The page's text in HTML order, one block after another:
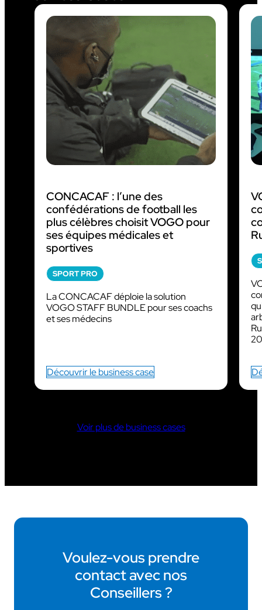
CONCACAF : l’une des
confédérations de football les
plus célèbres choisit VOGO pour
ses équipes médicales et
sportives
SPORT PRO
La CONCACAF déploie la solution
VOGO STAFF BUNDLE pour ses coachs
et ses médecins
Découvrir le business case
Voir plus de business cases
Voulez-vous prendre
contact avec nos
Conseillers ?